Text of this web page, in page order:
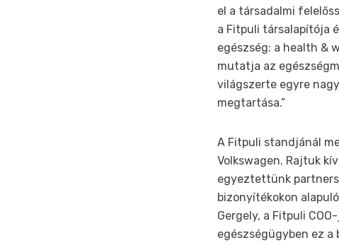
el a társadalmi
a Fitpuli társalapítója
egészség: a health &
mutatja az
világszerte egyre
megtartása.”
A Fitpuli standjánál
Volkswagen. Rajtuk
egyeztettünk
bizonyítékokon
Gergely, a Fitpuli
egészségügyben ez